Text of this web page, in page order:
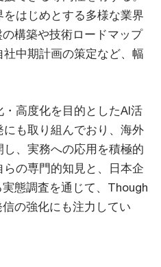
はじめとする多様な業界
構築や技術ロードマップ
中期計画の策定など、幅
高度化を目的としたAI活
も取り組んでおり、海外
、実務への応用を積極的
の専門的知見と、日本企
態調査を通じて、Though
の強化にも注力してい